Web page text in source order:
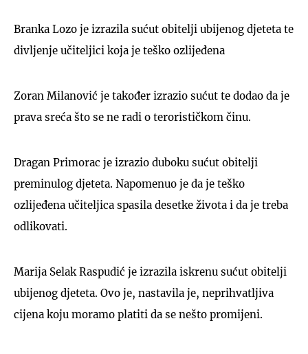
Branka Lozo je izrazila sućut obitelji ubijenog djeteta te
divljenje učiteljici koja je teško ozlijeđena
Zoran Milanović je također izrazio sućut te dodao da je
prava sreća što se ne radi o terorističkom činu.
Dragan Primorac je izrazio duboku sućut obitelji
preminulog djeteta. Napomenuo je da je teško
ozlijeđena učiteljica spasila desetke života i da je treba
odlikovati.
Marija Selak Raspudić je izrazila iskrenu sućut obitelji
ubijenog djeteta. Ovo je, nastavila je, neprihvatljiva
cijena koju moramo platiti da se nešto promijeni.